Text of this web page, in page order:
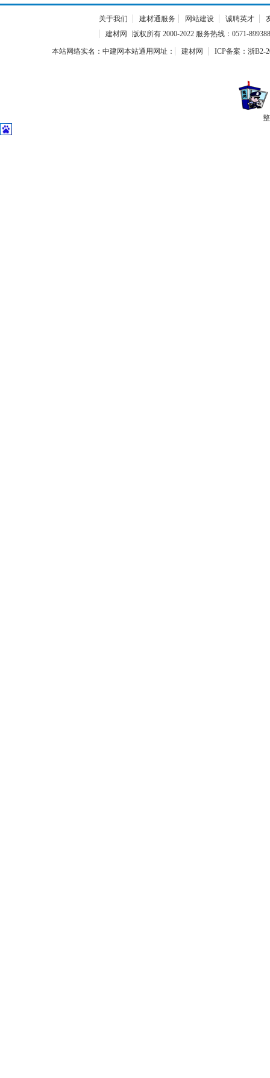
关于我们 建材通服务 网站建设 诚聘英才
建材网
版权所有 2000-2022 服务热线：0571-
本站网络实名：中建网本站通用网址： 建材网 ICP备案：浙B2-